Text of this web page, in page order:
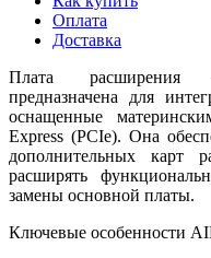
Оплата
Доставка
Плата расширения
предназначена для
оснащенные
Express (PCIe). Она
дополнительных карт
расширять
замены основной платы.
Ключевые особенности